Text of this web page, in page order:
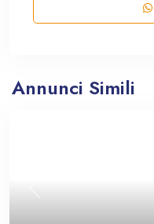
Annunci Simili